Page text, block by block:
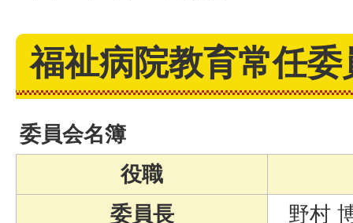
福祉病院教育常任委
委員会名簿
役職
委員長
野村